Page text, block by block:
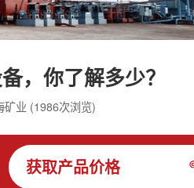
，你了解多少？
业 (1986次浏览)
获取产品价格